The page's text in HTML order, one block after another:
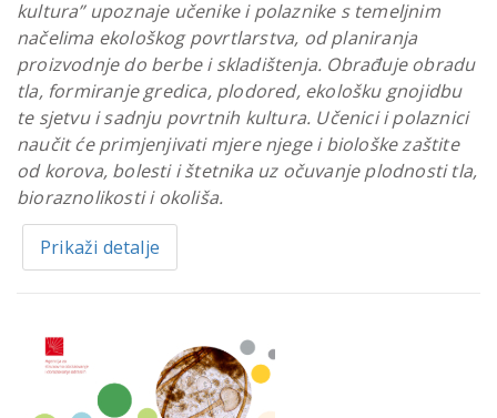
kultura” upoznaje učenike i polaznike s temeljnim
načelima ekološkog povrtlarstva, od planiranja
proizvodnje do berbe i skladištenja. Obrađuje obradu
tla, formiranje gredica, plodored, ekološku gnojidbu
te sjetvu i sadnju povrtnih kultura. Učenici i polaznici
naučit će primjenjivati mjere njege i biološke zaštite
od korova, bolesti i štetnika uz očuvanje plodnosti tla,
bioraznolikosti i okoliša.
Prikaži detalje